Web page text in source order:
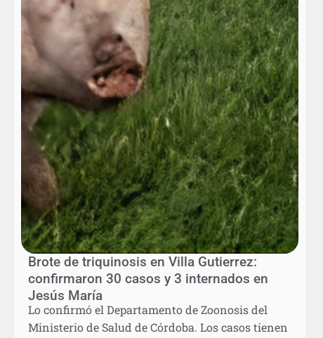
Brote de triquinosis en Villa Gutierrez:
confirmaron 30 casos y 3 internados en
Jesús María
Lo confirmó el Departamento de Zoonosis del
Ministerio de Salud de Córdoba. Los casos tienen